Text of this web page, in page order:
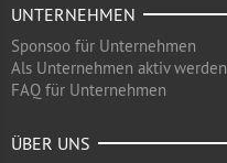
UNTERNEHMEN
Sponsoo für Unternehmen
Als Unternehmen aktiv werden
FAQ für Unternehmen
ÜBER UNS